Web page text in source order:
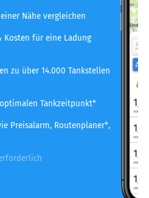
Nähe vergleichen
Kosten für eine Ladung
zu über 14.000 Tankstellen
Tankzeitpunkt*
Preisalarm, Routenplaner*,